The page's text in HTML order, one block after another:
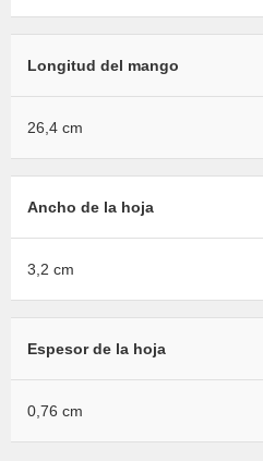
Longitud del mango
26,4 cm
Ancho de la hoja
3,2 cm
Espesor de la hoja
0,76 cm